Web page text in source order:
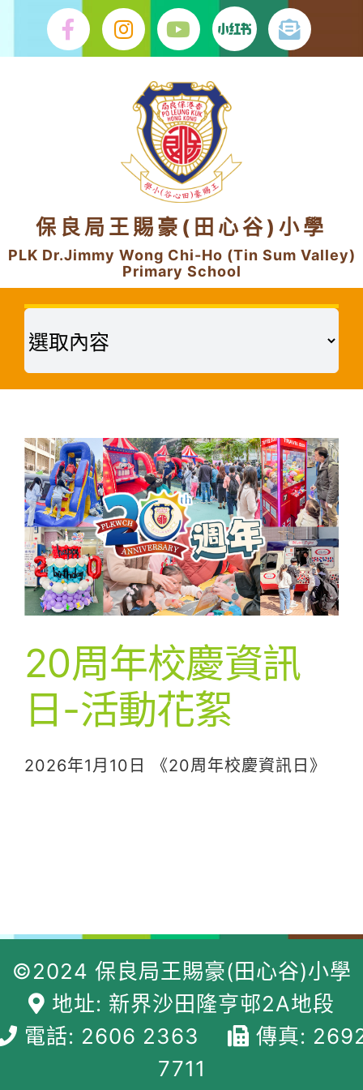
content
保良局王賜豪(田心谷)小學
PLK Dr.Jimmy Wong Chi-Ho (Tin Sum Valley)
Primary School
20周年校慶資訊
日-活動花絮
2026年1月10日 《20周年校慶資訊日》
©2024 保良局王賜豪(田心谷)小學
地址: 新界沙田隆亨邨2A地段
電話: 2606 2363
傳真:
7711